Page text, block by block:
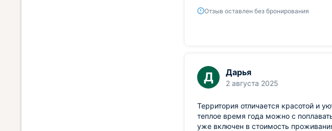
Отзыв оставлен без бронирования
Д Дарья
2 августа 2025
Территория отличается красотой и
теплое время года можно с
уже включен в стоимость